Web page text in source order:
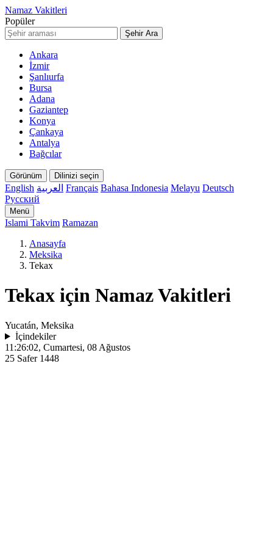
Namaz Vakitleri
Popüler
Şehir Ara
Ankara
İzmir
Şanlıurfa
Bursa
Adana
Gaziantep
Konya
Çankaya
Antalya
Bağcılar
Görünüm Dilinizi seçin
English العربية Français Bahasa Indonesia Melayu Deutsch
Русский
Menü
Islami Takvim Ramazan
Anasayfa
Meksika
Tekax
Tekax için Namaz Vakitleri
Yucatán, Meksika
İçindekiler
11:26:02, Cumartesi, 08 Ağustos
25 Safer 1448